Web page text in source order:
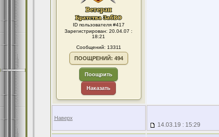
ID пользователя #417
Зарегистрирован: 20.04.07 :
18:21
Сообщений: 13311
ПООЩРЕНИЙ: 494
Поощрить
Наказать
Наверх
14.03.19 : 15:29